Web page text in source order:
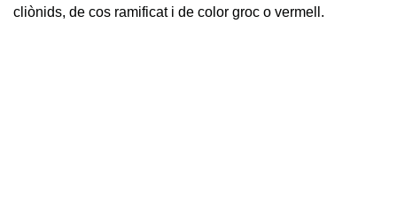
cliònids, de cos ramificat i de color groc o vermell.